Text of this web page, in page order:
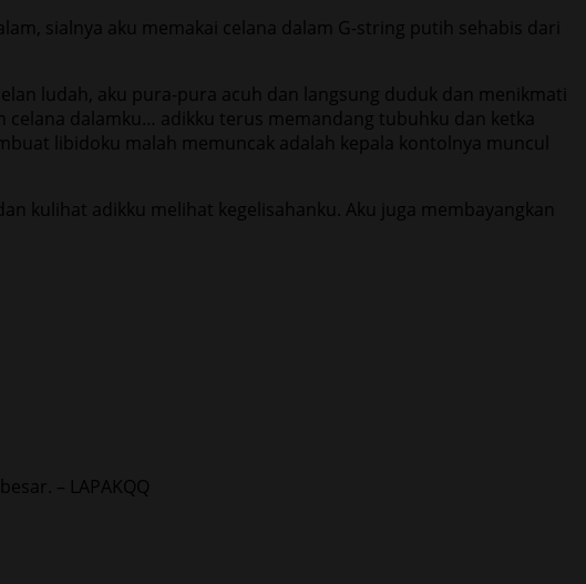
sialnya aku memakai celana dalam G-string putih sehabis dari
ludah, aku pura-pura acuh dan langsung duduk dan menikmati
dalamku… adikku terus memandang tubuhku dan ketka
libidoku malah memuncak adalah kepala kontolnya muncul
kulihat adikku melihat kegelisahanku. Aku juga membayangkan
– LAPAKQQ